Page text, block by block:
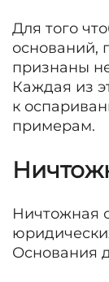
Для того
оснований,
признаны
Каждая из
к
примерам.
Ничтожная
Основания